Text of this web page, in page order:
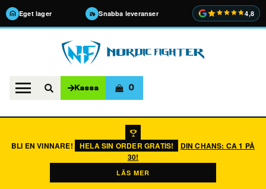
Eget lager Snabba leveranser 4,8
Kassa 0
BLI EN VINNARE! HELA SIN ORDER GRATIS!
DIN CHANS: CA 1 PÅ
30!
LÄS MER